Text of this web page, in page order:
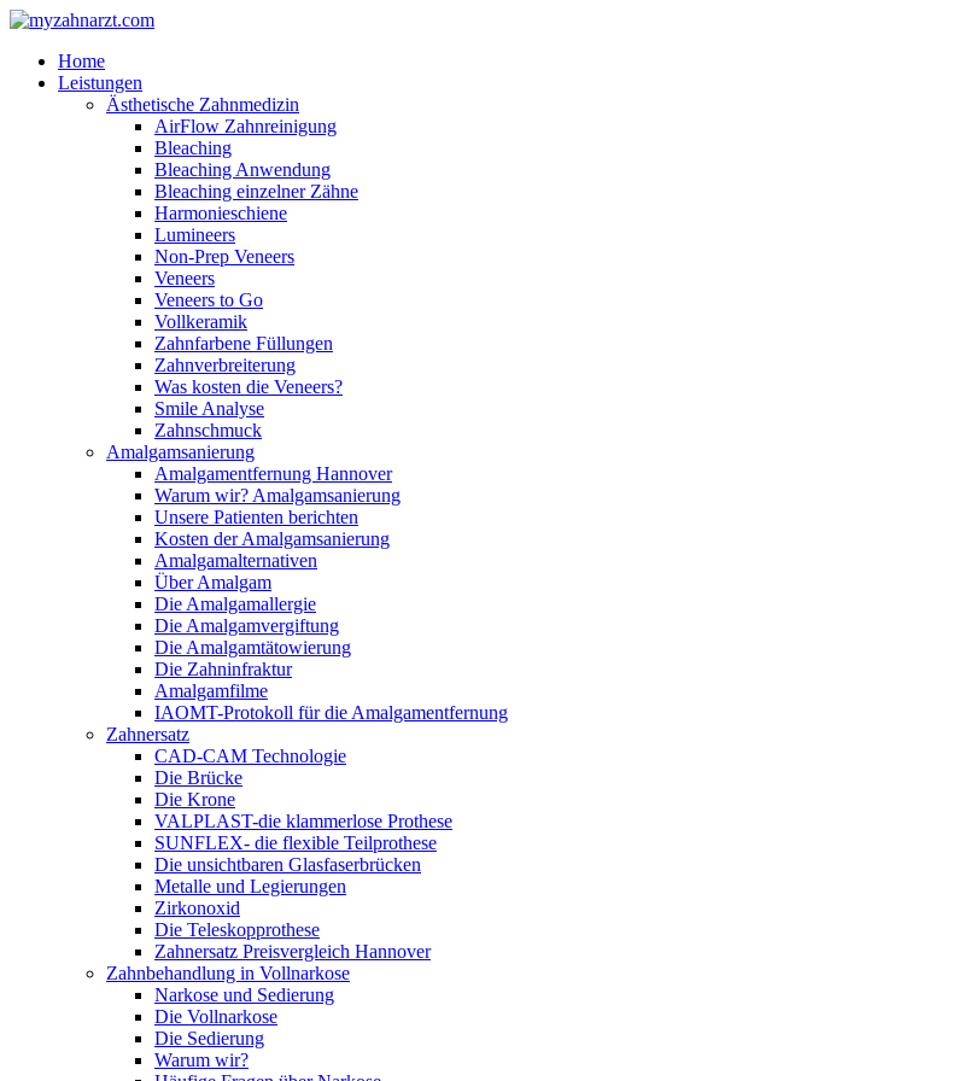
Home
Leistungen
Ästhetische Zahnmedizin
AirFlow Zahnreinigung
Bleaching
Bleaching Anwendung
Bleaching einzelner Zähne
Harmonieschiene
Lumineers
Non-Prep Veneers
Veneers
Veneers to Go
Vollkeramik
Zahnfarbene Füllungen
Zahnverbreiterung
Was kosten die Veneers?
Smile Analyse
Zahnschmuck
Amalgamsanierung
Amalgamentfernung Hannover
Warum wir? Amalgamsanierung
Unsere Patienten berichten
Kosten der Amalgamsanierung
Amalgamalternativen
Über Amalgam
Die Amalgamallergie
Die Amalgamvergiftung
Die Amalgamtätowierung
Die Zahninfraktur
Amalgamfilme
IAOMT-Protokoll für die Amalgamentfernung
Zahnersatz
CAD-CAM Technologie
Die Brücke
Die Krone
VALPLAST-die klammerlose Prothese
SUNFLEX- die flexible Teilprothese
Die unsichtbaren Glasfaserbrücken
Metalle und Legierungen
Zirkonoxid
Die Teleskopprothese
Zahnersatz Preisvergleich Hannover
Zahnbehandlung in Vollnarkose
Narkose und Sedierung
Die Vollnarkose
Die Sedierung
Warum wir?